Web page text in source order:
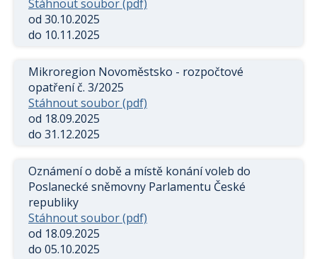
Stáhnout soubor (pdf)
od 30.10.2025
do 10.11.2025
Mikroregion Novoměstsko - rozpočtové
opatření č. 3/2025
Stáhnout soubor (pdf)
od 18.09.2025
do 31.12.2025
Oznámení o době a místě konání voleb do
Poslanecké sněmovny Parlamentu České
republiky
Stáhnout soubor (pdf)
od 18.09.2025
do 05.10.2025